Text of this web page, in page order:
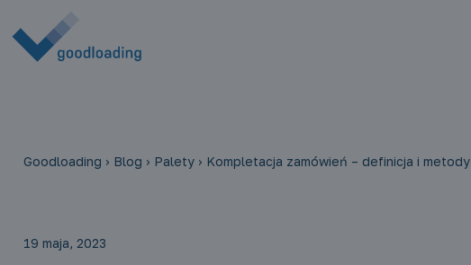
Goodloading › Blog › Palety › Kompletacja zamówień – definicja i metody
19 maja, 2023